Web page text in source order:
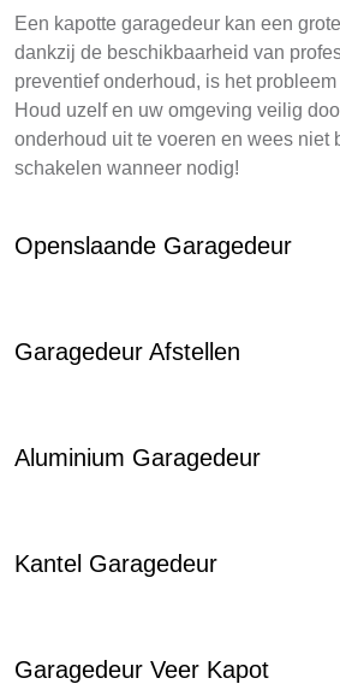
Een kapotte garagedeur kan een
dankzij de beschikbaarheid van
preventief onderhoud, is het
Houd uzelf en uw omgeving veilig
onderhoud uit te voeren en wees niet
schakelen wanneer nodig!
Openslaande Garagedeur
Garagedeur Afstellen
Aluminium Garagedeur
Kantel Garagedeur
Garagedeur Veer Kapot